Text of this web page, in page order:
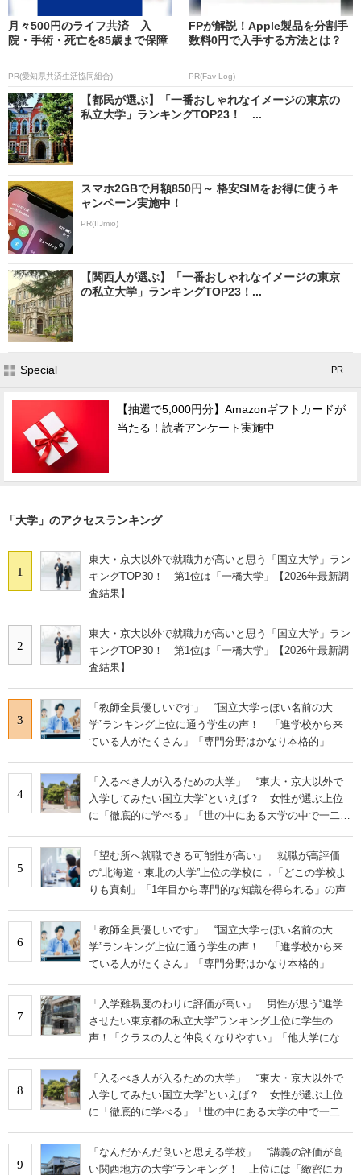
月々500円のライフ共済 入
院・手術・死亡を85歳まで保障
PR(愛知県共済生活協同組合)
FPが解説！Apple製品を分割手
数料0円で入手する方法とは？
PR(Fav-Log)
【都民が選ぶ】「一番おしゃれなイメージの東京の
私立大学」ランキングTOP23！ ...
スマホ2GBで月額850円～ 格安SIMをお得に使うキ
ャンペーン実施中！
PR(IIJmio)
【関西人が選ぶ】「一番おしゃれなイメージの東京
の私立大学」ランキングTOP23！...
Special - PR -
【抽選で5,000円分】Amazonギフトカードが
当たる！読者アンケート実施中
「大学」のアクセスランキング
1
東大・京大以外で就職力が高いと思う「国立大学」ラン
キングTOP30！ 第1位は「一橋大学」【2026年最新調
査結果】
2
東大・京大以外で就職力が高いと思う「国立大学」ラン
キングTOP30！ 第1位は「一橋大学」【2026年最新調
査結果】
3
「教師全員優しいです」 “国立大学っぽい名前の大
学”ランキング上位に通う学生の声！ 「進学校から来
ている人がたくさん」「専門分野はかなり本格的」
4
「入るべき人が入るための大学」 “東大・京大以外で
入学してみたい国立大学”といえば？ 女性が選ぶ上位
に「徹底的に学べる」「世の中にある大学の中で一二を
5
「望む所へ就職できる可能性が高い」 就職が高評価
の“北海道・東北の大学”上位の学校に→「どこの学校よ
りも真剣」「1年目から専門的な知識を得られる」の声
6
「教師全員優しいです」 “国立大学っぽい名前の大
学”ランキング上位に通う学生の声！ 「進学校から来
ている人がたくさん」「専門分野はかなり本格的」
7
「入学難易度のわりに評価が高い」 男性が思う“進学
させたい東京都の私立大学”ランキング上位に学生の
声！「クラスの人と仲良くなりやすい」「他大学にない
8
「入るべき人が入るための大学」 “東大・京大以外で
入学してみたい国立大学”といえば？ 女性が選ぶ上位
に「徹底的に学べる」「世の中にある大学の中で一二を
9
「なんだかんだ良いと思える学校」 “講義の評価が高
い関西地方の大学”ランキング！ 上位には「緻密にカ